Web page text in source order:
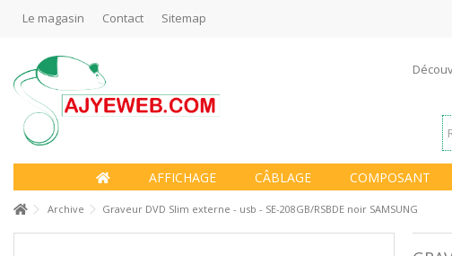
Le magasin Contact Sitemap
AFFICHAGE CÂBLAGE COMPOSANT
Archive Graveur DVD Slim externe - usb - SE-208GB/RSBDE noir SAMSUNG